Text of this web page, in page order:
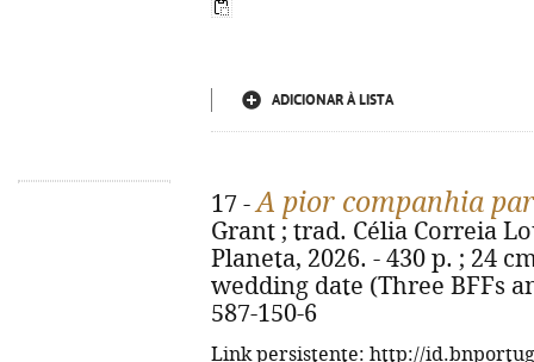
ADICIONAR À LISTA
17 -A pior companhia
Grant ; trad. Célia Correia
Planeta, 2026. - 430 p. ; 24
wedding date (Three BFFs
587-150-6
Link persistente: http://